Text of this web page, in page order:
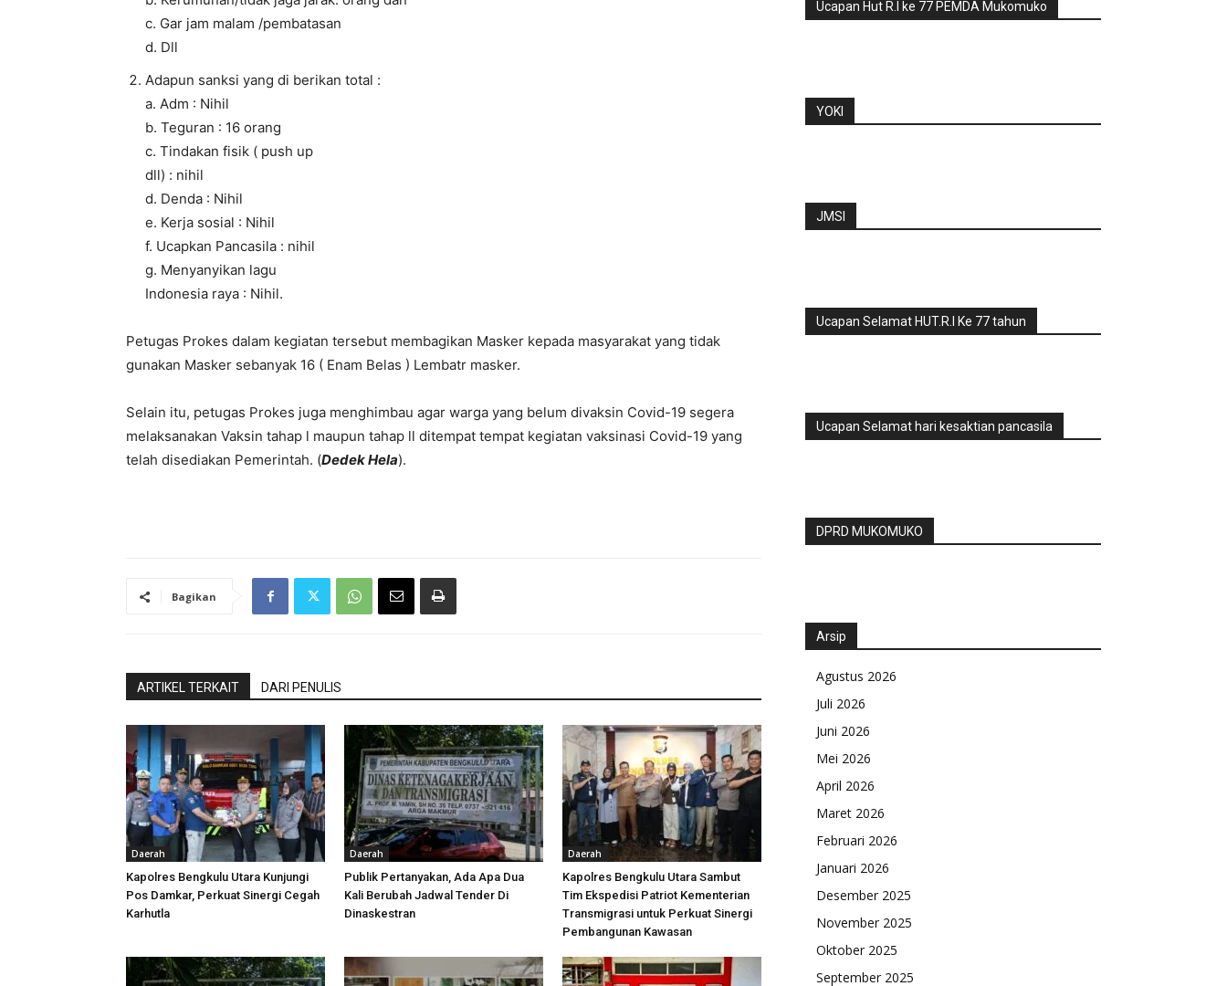
c. Gar jam malam /pembatasan
d. Dll
Adapun sanksi yang di berikan total :
a. Adm : Nihil
b. Teguran : 16 orang
c. Tindakan fisik ( push up
dll) : nihil
d. Denda : Nihil
e. Kerja sosial : Nihil
f. Ucapkan Pancasila : nihil
g. Menyanyikan lagu
Indonesia raya : Nihil.
Petugas Prokes dalam kegiatan tersebut membagikan Masker kepada masyarakat yang tidak
gunakan Masker sebanyak 16 ( Enam Belas ) Lembatr masker.
Selain itu, petugas Prokes juga menghimbau agar warga yang belum divaksin Covid-19 segera
melaksanakan Vaksin tahap l maupun tahap ll ditempat tempat kegiatan vaksinasi Covid-19 yang
telah disediakan Pemerintah. (Dedek Hela).
Bagikan
ARTIKEL TERKAIT DARI PENULIS
Daerah
Kapolres Bengkulu Utara Kunjungi
Pos Damkar, Perkuat Sinergi Cegah
Karhutla
Daerah
Publik Pertanyakan, Ada Apa Dua
Kali Berubah Jadwal Tender Di
Dinaskestran
Daerah
Kapolres Bengkulu Utara Sambut
Tim Ekspedisi Patriot Kementerian
Transmigrasi untuk Perkuat Sinergi
Pembangunan Kawasan
Ucapan Hut R.I ke 77 PEMDA Mukomuko
YOKI
JMSI
Ucapan Selamat HUT.R.I Ke 77 tahun
Ucapan Selamat hari kesaktian pancasila
DPRD MUKOMUKO
Arsip
Agustus 2026
Juli 2026
Juni 2026
Mei 2026
April 2026
Maret 2026
Februari 2026
Januari 2026
Desember 2025
November 2025
Oktober 2025
September 2025